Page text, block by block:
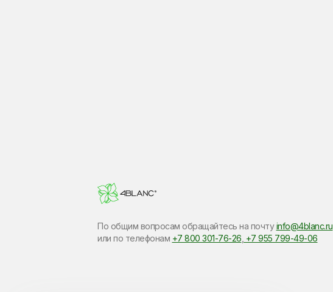
По общим вопросам обращайтесь на почтуinfo@4blanc.ru
или по​ телефонам +7 800 301-76-26 +7 955 799-49-06